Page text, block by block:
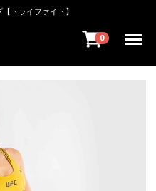
トライファイト】
0 Menu